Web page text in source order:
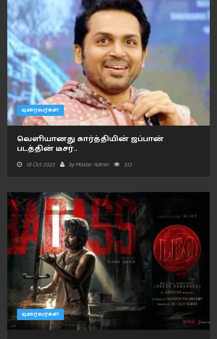
டிரைலர்கள்
வெளியானது கார்த்தியின் ஜப்பான்
படத்தின் டீசர்..
18 Oct 2023 byMaster Admin 512
டிரைலர்கள்